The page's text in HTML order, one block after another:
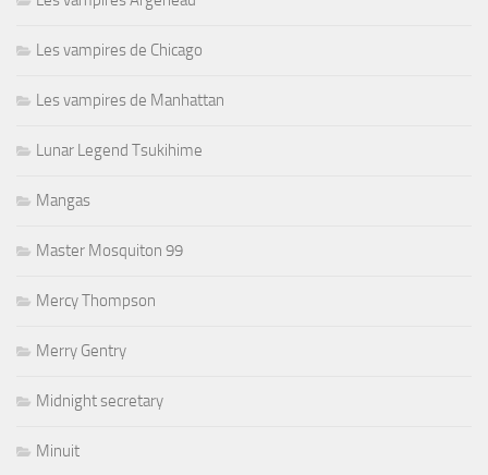
Les vampires de Chicago
Les vampires de Manhattan
Lunar Legend Tsukihime
Mangas
Master Mosquiton 99
Mercy Thompson
Merry Gentry
Midnight secretary
Minuit